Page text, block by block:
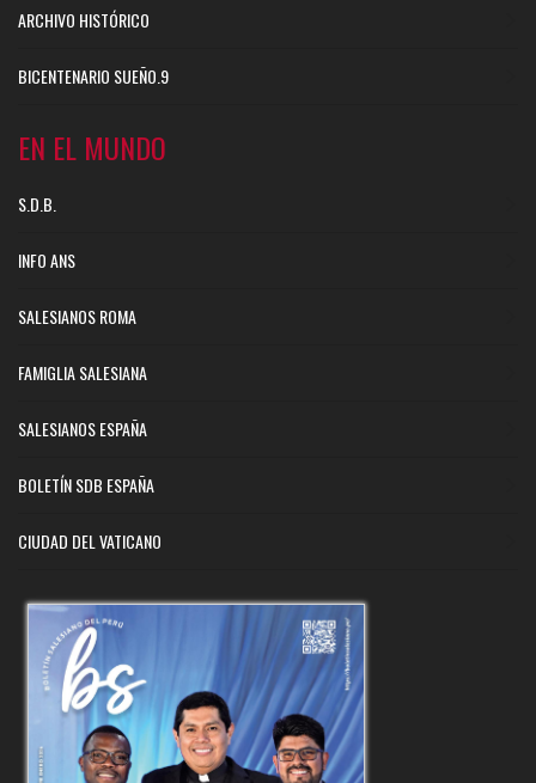
ARCHIVO HISTÓRICO
BICENTENARIO SUEÑO.9
EN EL MUNDO
S.D.B.
INFO ANS
SALESIANOS ROMA
FAMIGLIA SALESIANA
SALESIANOS ESPAÑA
BOLETÍN SDB ESPAÑA
CIUDAD DEL VATICANO